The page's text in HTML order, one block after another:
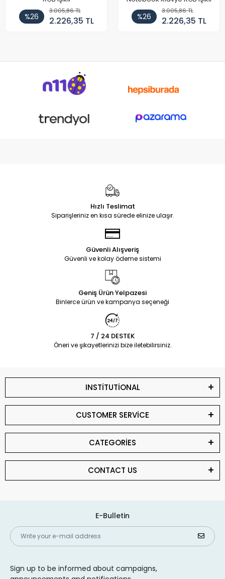
%26
3.005,86 TL
2.226,35 TL %26
3.005,86 TL
2.226,35 TL
Hızlı Teslimat
Siparişleriniz en kısa sürede elinize ulaşır.
Güvenli Alışveriş
Güvenli ve kolay ödeme sistemi
Geniş Ürün Yelpazesi
Binlerce ürün ve kampanya seçeneği
7 / 24 DESTEK
Öneri ve şikayetlerinizi bize iletebilirsiniz.
INSTİTUTİONAL
CUSTOMER SERVİCE
CATEGORİES
CONTACT US
E-Bulletin
Sign up to be informed about campaigns,